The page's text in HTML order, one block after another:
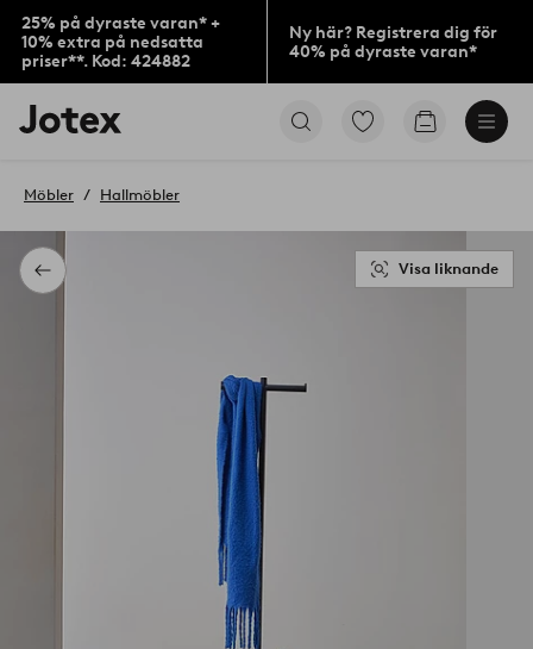
25% på dyraste varan* +
10% extra på nedsatta
priser**. Kod: 424882
Ny här? Registrera dig för
40% på dyraste varan*
Jotex
logotyp
till
Gå
Gå
Tillbaka
Möbler Hallmöbler
Visa liknande